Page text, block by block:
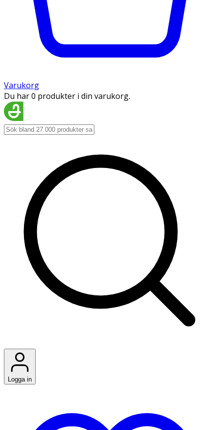
Varukorg
Du har 0 produkter i din varukorg.
Logga in